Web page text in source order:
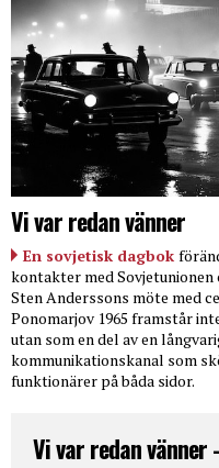
Vi var redan vänner
En sovjetisk dagbok
kontakter med
Sten Anderssons möte med
Ponomarjov 1965 framstår
utan som en del av en
kommunikationskanal som
funktionärer på båda sidor.
Vi var redan vänner